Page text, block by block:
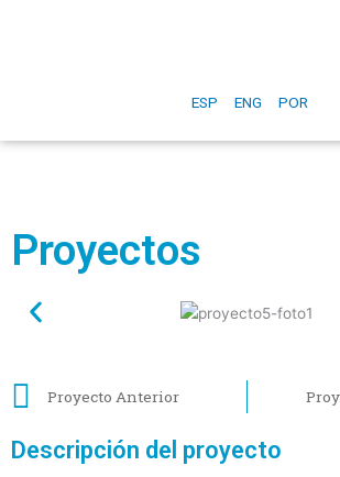
ESP ENG POR
Proyectos
Proyecto Anterior
Descripción del proyecto